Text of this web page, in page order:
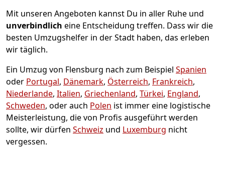
Mit unseren Angeboten kannst Du in aller Ruhe und
unverbindlich eine Entscheidung treffen. Dass wir die
besten Umzugshelfer in der Stadt haben, das erleben
wir täglich.
Ein Umzug von Flensburg nach zum Beispiel Spanien
oder Portugal, Dänemark, Österreich, Frankreich,
Niederlande, Italien, Griechenland, Türkei, England,
Schweden, oder auch Polen ist immer eine logistische
Meisterleistung, die von Profis ausgeführt werden
sollte, wir dürfen Schweiz und Luxemburg nicht
vergessen.